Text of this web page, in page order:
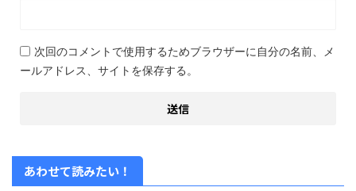
次回のコメントで使用するためブラウザーに自分の名前、メ
ールアドレス、サイトを保存する。
あわせて読みたい！